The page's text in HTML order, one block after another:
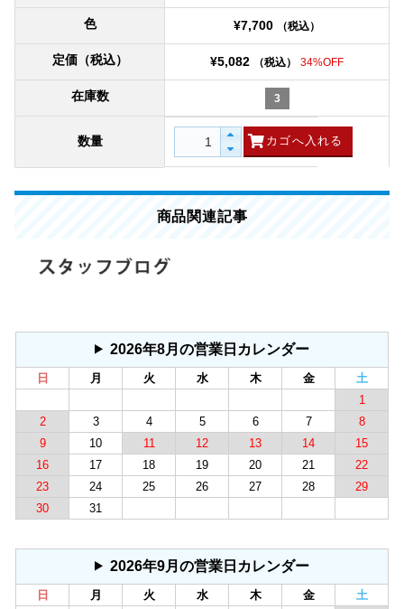
色 ¥7,700 （税込）
定価（税込） ¥5,082 （税込） 34%OFF
在庫数 3
数量
商品関連記事
2026年8月の営業日カレンダー
日 月 火 水 木 金
土
1
2
3 4 5 6 7
8
9
10 11 12 13 14
15
16
17 18 19 20 21
22
23
24 25 26 27 28
29
30
31
2026年9月の営業日カレンダー
日 月 火 水 木 金
土